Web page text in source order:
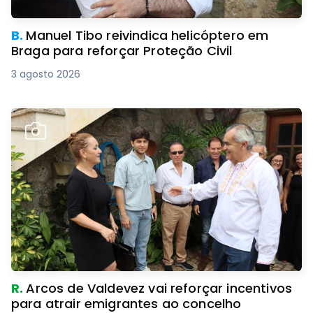
B. Manuel Tibo reivindica helicóptero em
Braga para reforçar Proteção Civil
3 agosto 2026
R.Arcos de Valdevez vai reforçar incentivos
para atrair emigrantes ao concelho